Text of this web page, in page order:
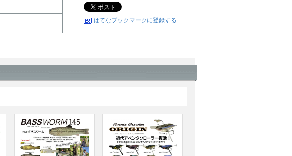
はてなブックマークに登録する